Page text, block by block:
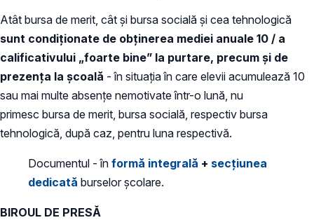
Atât bursa de merit, cât și bursa socială și cea tehnologică
sunt condiționate de obținerea mediei anuale 10 / a
calificativului „foarte bine” la purtare, precum și de
prezența la școală - în situaţia în care elevii acumulează 10
sau mai multe absenţe nemotivate într-o lună, nu
primesc bursa de merit, bursa socială, respectiv bursa
tehnologică, după caz, pentru luna respectivă.
Documentul - în formă integrală + secțiunea
dedicată burselor școlare.
BIROUL DE PRESĂ